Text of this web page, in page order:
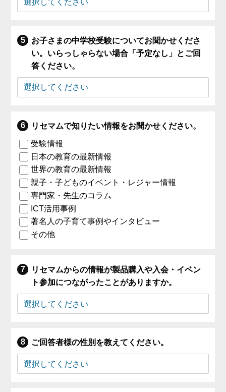
お子さまの中学校受験についてお聞かせくださ
い。いらっしゃらない場合「予定なし」とご回
答ください。
リセマムで知りたい情報をお聞かせください。
受験情報
日本の教育の最新情報
世界の教育の最新情報
親子・子どものイベント・レジャー情報
専門家・先生のコラム
ICT活用事例
著名人の子育て事例やインタビュー
その他
リセマムからの情報が製品購入や入会・イベン
ト参加につながったことがありますか。
ご回答者様の性別を教えてください。